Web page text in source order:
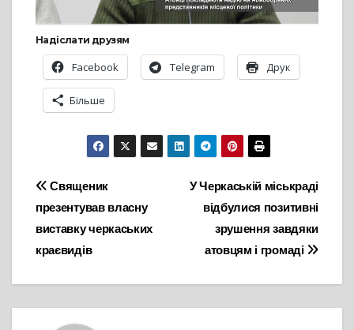
Надіслати друзям
Facebook Telegram Друк
Більше
Навігація
записів
У Черкаській міськраді
відбулися позитивні
зрушення завдяки
атовцям і громаді
Священик
презентував власну
виставку черкаських
краєвидів